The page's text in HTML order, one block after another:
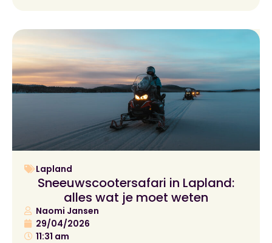
Lapland
Sneeuwscootersafari in Lapland:
alles wat je moet weten
Naomi Jansen
29/04/2026
11:31 am